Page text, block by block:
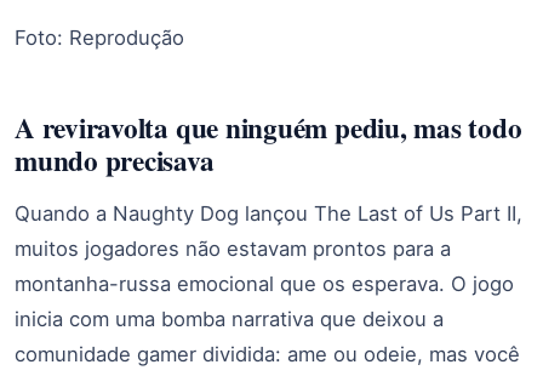
Foto: Reprodução
A reviravolta que ninguém pediu, mas todo
mundo precisava
Quando a Naughty Dog lançou The Last of Us Part II,
muitos jogadores não estavam prontos para a
montanha-russa emocional que os esperava. O jogo
inicia com uma bomba narrativa que deixou a
comunidade gamer dividida: ame ou odeie, mas você